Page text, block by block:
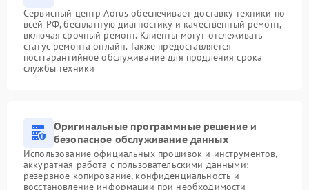
Сервисный центр Aorus обеспечивает доставку техники по
всей РФ, бесплатную диагностику и качественный ремонт,
включая срочный ремонт. Клиенты могут отслеживать
статус ремонта онлайн. Также предоставляется
постгарантийное обслуживание для продления срока
службы техники
Оригинальные программные решение и
безопасное обслуживание данных
Использование официальных прошивок и инструментов,
аккуратная работа с пользовательскими данными:
резервное копирование, конфиденциальность и
восстановление информации при необходимости